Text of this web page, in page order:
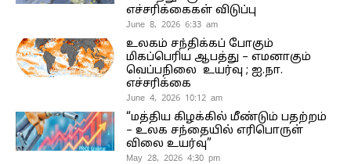
எச்சரிக்கைகள் விடுப்பு
June 8, 2026 6:33 am
உலகம் சந்திக்கப் போகும்
மிகப்பெரிய ஆபத்து – எமனாகும்
வெப்பநிலை உயர்வு ; ஐ.நா.
எச்சரிக்கை
June 4, 2026 10:12 am
“மத்திய கிழக்கில் மீண்டும் பதற்றம்
– உலக சந்தையில் எரிபொருள்
விலை உயர்வு”
May 28, 2026 4:30 pm